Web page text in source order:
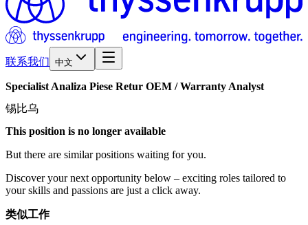
联系我们 中文
Specialist Analiza Piese Retur OEM /​ Warranty Analyst
锡比乌
This position is no longer available
But there are similar positions waiting for you.
Discover your next opportunity below – exciting roles tailored to
your skills and passions are just a click away.
类似工作